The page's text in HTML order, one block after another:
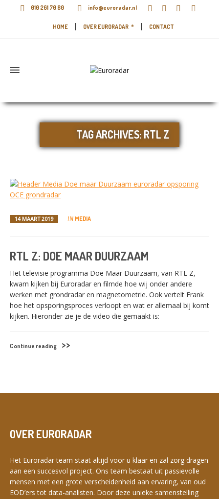
010 261 70 80 info@euroradar.nl
HOME OVER EURORADAR CONTACT
TAG ARCHIVES: RTL Z
14 MAART 2019 IN MEDIA
RTL Z: DOE MAAR DUURZAAM
Het televisie programma Doe Maar Duurzaam, van RTL Z,
kwam kijken bij Euroradar en filmde hoe wij onder andere
werken met grondradar en magnetometrie. Ook vertelt Frank
hoe het opsporingsproces verloopt en wat er allemaal bij komt
kijken. Hieronder zie je de video die gemaakt is:
Continue reading
OVER EURORADAR
Het Euroradar team staat altijd voor u klaar en zal zorg dragen
aan een succesvol project. Ons team bestaat uit passievolle
mensen met een grote verscheidenheid aan ervaring, van oud
EOD’ers tot data-analisten. Door deze unieke samenstelling
Nederlands English
Français Deutsch